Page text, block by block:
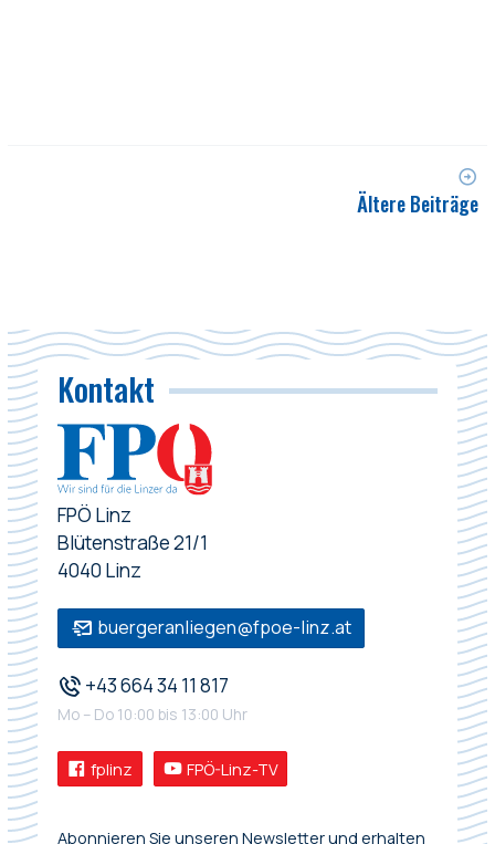
Ältere Beiträge
Kontakt
FPÖ Linz
Blütenstraße 21/1
4040 Linz
buergeranliegen@fpoe-linz.at
+43 664 34 11 817
Mo – Do 10:00 bis 13:00 Uhr
fplinz FPÖ-Linz-TV
Abonnieren Sie unseren Newsletter und erhalten